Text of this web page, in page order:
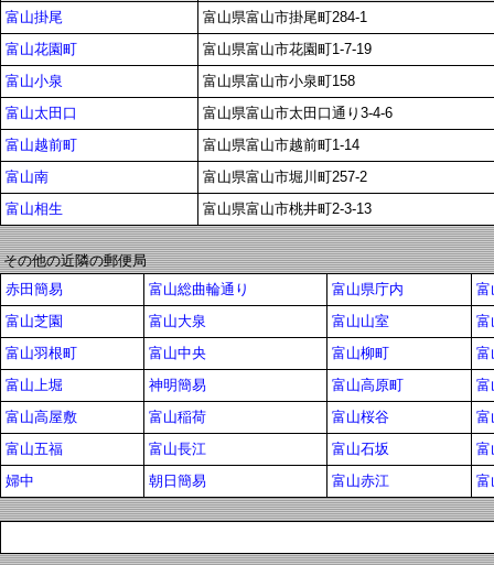
富山掛尾
富山県富山市掛尾町284-1
富山花園町
富山県富山市花園町1-7-19
富山小泉
富山県富山市小泉町158
富山太田口
富山県富山市太田口通り3-4-6
富山越前町
富山県富山市越前町1-14
富山南
富山県富山市堀川町257-2
富山相生
富山県富山市桃井町2-3-13
その他の近隣の郵便局
赤田簡易
富山総曲輪通り 富山県庁内
富
富山芝園
富山大泉 富山山室
富
富山羽根町
富山中央 富山柳町
富
富山上堀
神明簡易 富山高原町
富
富山高屋敷
富山稲荷 富山桜谷
富
富山五福
富山長江 富山石坂
富
婦中
朝日簡易 富山赤江 富